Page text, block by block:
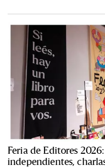
Feria de Editores
independientes,